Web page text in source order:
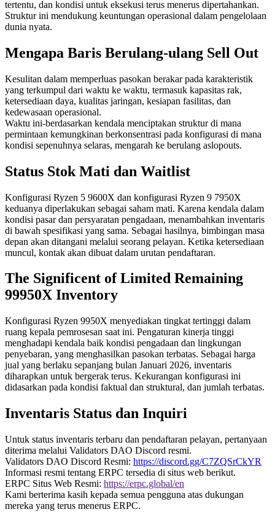
tertentu, dan kondisi untuk eksekusi terus menerus dipertahankan.
Struktur ini mendukung keuntungan operasional dalam pengelolaan
dunia nyata.
Mengapa Baris Berulang-ulang Sell Out
Kesulitan dalam memperluas pasokan berakar pada karakteristik
yang terkumpul dari waktu ke waktu, termasuk kapasitas rak,
ketersediaan daya, kualitas jaringan, kesiapan fasilitas, dan
kedewasaan operasional.
Waktu ini-berdasarkan kendala menciptakan struktur di mana
permintaan kemungkinan berkonsentrasi pada konfigurasi di mana
kondisi sepenuhnya selaras, mengarah ke berulang aslopouts.
Status Stok Mati dan Waitlist
Konfigurasi Ryzen 5 9600X dan konfigurasi Ryzen 9 7950X
keduanya diperlakukan sebagai saham mati. Karena kendala dalam
kondisi pasar dan persyaratan pengadaan, menambahkan inventaris
di bawah spesifikasi yang sama. Sebagai hasilnya, bimbingan masa
depan akan ditangani melalui seorang pelayan. Ketika ketersediaan
muncul, kontak akan dibuat dalam urutan pendaftaran.
The Significent of Limited Remaining
99950X Inventory
Konfigurasi Ryzen 9950X menyediakan tingkat tertinggi dalam
ruang kepala pemrosesan saat ini. Pengaturan kinerja tinggi
menghadapi kendala baik kondisi pengadaan dan lingkungan
penyebaran, yang menghasilkan pasokan terbatas. Sebagai harga
jual yang berlaku sepanjang bulan Januari 2026, inventaris
diharapkan untuk bergerak terus. Kekurangan konfigurasi ini
didasarkan pada kondisi faktual dan struktural, dan jumlah terbatas.
Inventaris Status dan Inquiri
Untuk status inventaris terbaru dan pendaftaran pelayan, pertanyaan
diterima melalui Validators DAO Discord resmi.
Validators DAO Discord Resmi: https://discord.gg/C7ZQSrCkYR
Informasi resmi tentang ERPC tersedia di situs web berikut.
ERPC Situs Web Resmi: https://erpc.global/en
Kami berterima kasih kepada semua pengguna atas dukungan
mereka yang terus menerus ERPC.